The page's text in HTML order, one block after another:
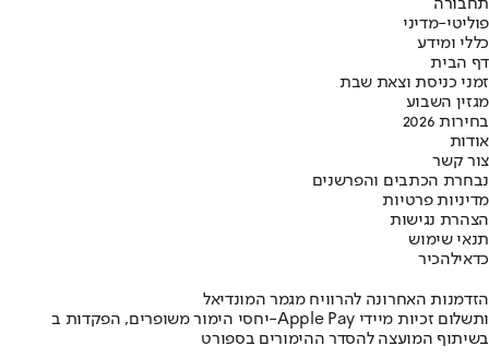
תחבורה
פוליטי-מדיני
כללי ומידע
דף הבית
זמני כניסת וצאת שבת
מגזין השבוע
בחירות 2026
אודות
צור קשר
נבחרת הכתבים והפרשנים
מדיניות פרטיות
הצהרת נגישות
תנאי שימוש
כדאילהכיר
הזדמנות האחרונה להרוויח מגמר המונדיאל
יחסי הימור משופרים, הפקדות ב-Apple Pay ותשלום זכיות מיידי
בשיתוף המועצה להסדר ההימורים בספורט